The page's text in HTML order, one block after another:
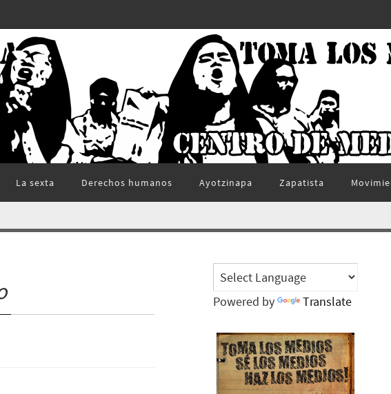
La sexta Derechos humanos Ayotzinapa Zapatista
Powered by Translate